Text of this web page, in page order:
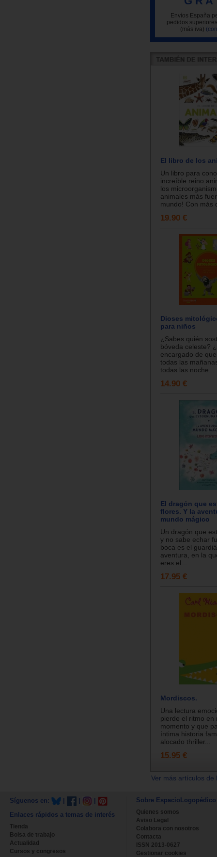
Envíos España
pedidos
(más iva)
El libro de los
Un libro para
increíble reino
los
animales más
mundo! Con más
19.90 €
Dioses
para niños
¿Sabes quién
bóveda celeste?
encargado de
todas las
todas las noche...
14.90 €
El dragón que
flores. Y la
mundo mágico
Un dragón que
y no sabe echar
boca es el
aventura, en la
eres el...
17.95 €
Mordiscos.
Una lectura
pierde el ritmo en
momento y que
íntima historia
alocado thriller...
15.95 €
Ver más artículos
Síguenos en:
Enlaces rápidos a temas de interés
Tienda
Bolsa de trabajo
Actualidad
Cursos y congresos
Sobre EspacioLogopédico
Quienes somos
Aviso Legal
Colabora con nosotros
Contacta
ISSN 2013-0627
Gestionar cookies